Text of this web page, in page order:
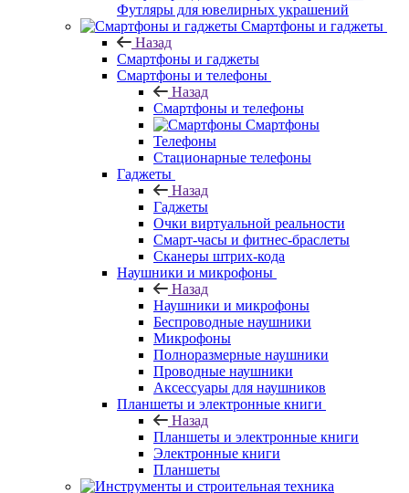
Футляры для ювелирных украшений
Смартфоны и гаджеты
Назад
Смартфоны и гаджеты
Смартфоны и телефоны
Назад
Смартфоны и телефоны
Смартфоны
Телефоны
Стационарные телефоны
Гаджеты
Назад
Гаджеты
Очки виртуальной реальности
Смарт-часы и фитнес-браслеты
Сканеры штрих-кода
Наушники и микрофоны
Назад
Наушники и микрофоны
Беспроводные наушники
Микрофоны
Полноразмерные наушники
Проводные наушники
Аксессуары для наушников
Планшеты и электронные книги
Назад
Планшеты и электронные книги
Электронные книги
Планшеты